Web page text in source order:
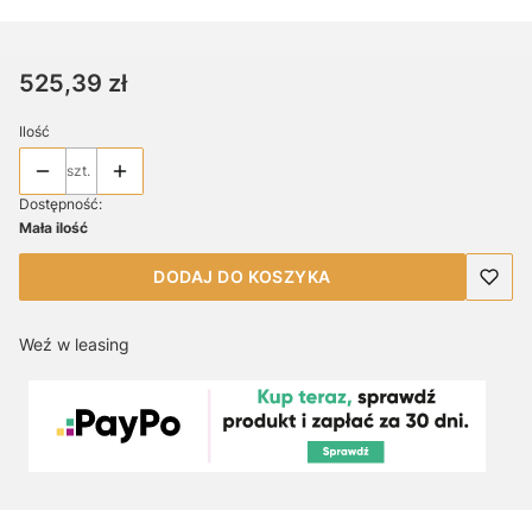
Cena
525,39 zł
Ilość
szt.
Dostępność:
Mała ilość
DODAJ DO KOSZYKA
Weź w leasing